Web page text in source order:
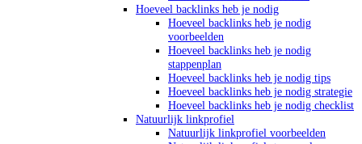
Hoeveel backlinks heb je nodig
Hoeveel backlinks heb je nodig
voorbeelden
Hoeveel backlinks heb je nodig
stappenplan
Hoeveel backlinks heb je nodig tips
Hoeveel backlinks heb je nodig strategie
Hoeveel backlinks heb je nodig checklist
Natuurlijk linkprofiel
Natuurlijk linkprofiel voorbeelden